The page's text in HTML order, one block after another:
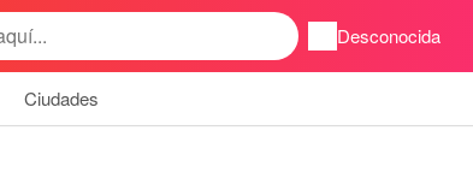
Desconocida
Ciudades